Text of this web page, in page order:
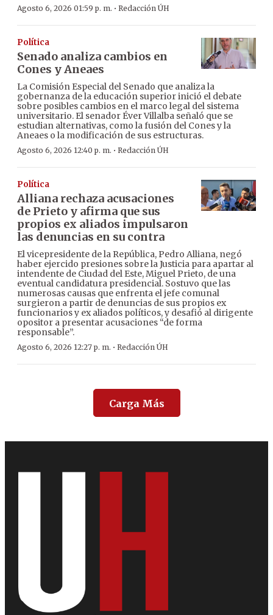
Agosto 6, 2026 01:59 p. m. · Redacción ÚH
Política
Senado analiza cambios en
Cones y Aneaes
La Comisión Especial del Senado que analiza la
gobernanza de la educación superior inició el debate
sobre posibles cambios en el marco legal del sistema
universitario. El senador Éver Villalba señaló que se
estudian alternativas, como la fusión del Cones y la
Aneaes o la modificación de sus estructuras.
Agosto 6, 2026 12:40 p. m. · Redacción ÚH
Política
Alliana rechaza acusaciones
de Prieto y afirma que sus
propios ex aliados impulsaron
las denuncias en su contra
El vicepresidente de la República, Pedro Alliana, negó
haber ejercido presiones sobre la Justicia para apartar al
intendente de Ciudad del Este, Miguel Prieto, de una
eventual candidatura presidencial. Sostuvo que las
numerosas causas que enfrenta el jefe comunal
surgieron a partir de denuncias de sus propios ex
funcionarios y ex aliados políticos, y desafió al dirigente
opositor a presentar acusaciones “de forma
responsable”.
Agosto 6, 2026 12:27 p. m. · Redacción ÚH
Carga Más